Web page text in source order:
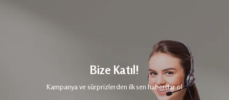
Bize Katıl!
Kampanya ve sürprizlerden ilk sen haberdar ol